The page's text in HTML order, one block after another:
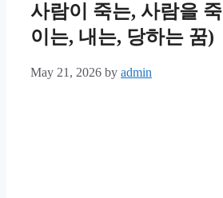
사람이 죽는, 사람을 죽
이는, 내는, 당하는 꿈)
May 21, 2026 by admin